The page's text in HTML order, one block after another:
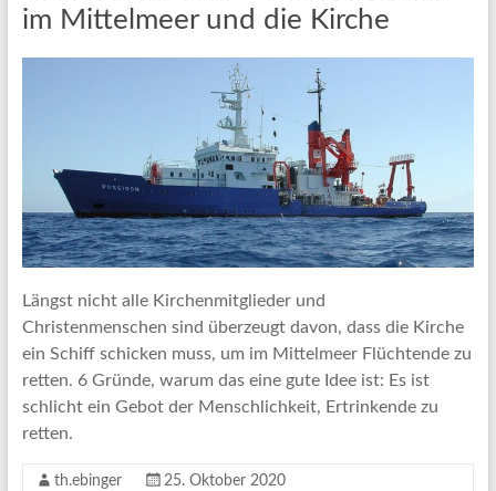
im Mittelmeer und die Kirche
Längst nicht alle Kirchenmitglieder und
Christenmenschen sind überzeugt davon, dass die Kirche
ein Schiff schicken muss, um im Mittelmeer Flüchtende zu
retten. 6 Gründe, warum das eine gute Idee ist: Es ist
schlicht ein Gebot der Menschlichkeit, Ertrinkende zu
retten.
th.ebinger 25. Oktober 2020